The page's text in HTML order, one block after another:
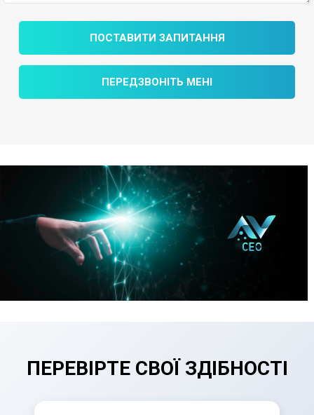
ПОСТАВИТИ ЗАПИТАННЯ
ПЕРЕДЗВОНІТЬ МЕНІ
ПЕРЕВІРТЕ СВОЇ ЗДІБНОСТІ